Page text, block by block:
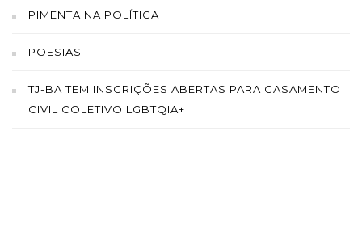
PIMENTA NA POLÍTICA
POESIAS
TJ-BA TEM INSCRIÇÕES ABERTAS PARA CASAMENTO
CIVIL COLETIVO LGBTQIA+